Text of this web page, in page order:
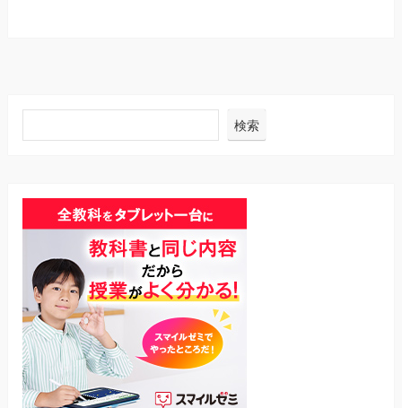
検索